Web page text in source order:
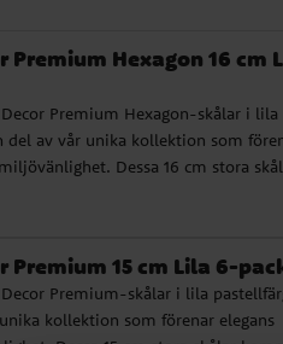
innovativt tillverkade av 77 %
högkvalitativa och stabila design
val för en stilsäker och
dukning.
Premium Hexagon 16 cm
Premium Hexagon-skålar i lila
del av vår unika kollektion som
Dessa 16 cm stora
innovativt tillverkade av 77 %
högkvalitativa och stabila design
val för en stilsäker och
dukning.
Premium 15 cm Lila 6-
Premium-skålar i lila
kollektion som förenar elegans